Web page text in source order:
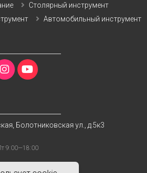
Болотниковская ул., д.5к3
9:00—18:00
Столярный инструмент
Автомобильный инструмент